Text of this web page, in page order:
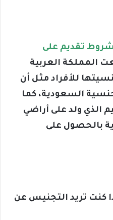
شروط تقديم على
المملكة العربية
للأفراد مثل أن
السعودية، كما
الذي ولد على أراضي
بالحصول على
كنت تريد التجنيس عن